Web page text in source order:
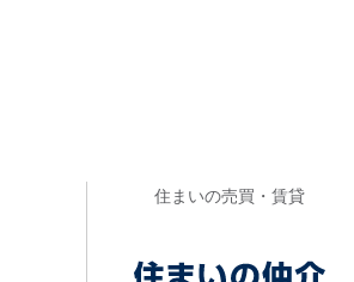
住まいの売買・賃貸